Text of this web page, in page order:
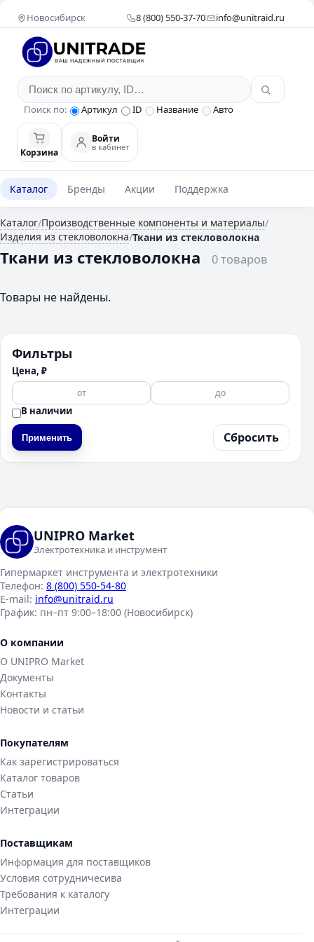
Новосибирск 8 (800) 550-37-70 info@unitraid.ru
Поиск по: Артикул ID Название Авто
Корзина
Войти
в кабинет
Каталог Бренды Акции Поддержка
Каталог/Производственные компоненты и материалы/
Изделия из стекловолокна/Ткани из стекловолокна
Ткани из стекловолокна 0 товаров
Фильтры
Цена, ₽
В наличии
Применить Сбросить
Товары не найдены.
UNIPRO Market
Электротехника и инструмент
Гипермаркет инструмента и электротехники
Телефон: 8 (800) 550-54-80
E-mail: info@unitraid.ru
График: пн–пт 9:00–18:00 (Новосибирск)
О компании
О UNIPRO Market
Документы
Контакты
Новости и статьи
Покупателям
Как зарегистрироваться
Каталог товаров
Статьи
Интеграции
Поставщикам
Информация для поставщиков
Условия сотрудничесива
Требования к каталогу
Интеграции